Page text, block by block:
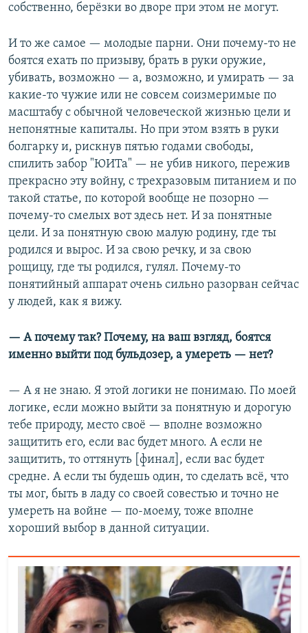
собственно, берёзки во дворе при этом не могут.
И то же самое — молодые парни. Они почему-то не
боятся ехать по призыву, брать в руки оружие,
убивать, возможно — а, возможно, и умирать — за
какие-то чужие или не совсем соизмеримые по
масштабу с обычной человеческой жизнью цели и
непонятные капиталы. Но при этом взять в руки
болгарку и, рискнув пятью годами свободы,
спилить забор "ЮИТа" — не убив никого, пережив
прекрасно эту войну, с трехразовым питанием и по
такой статье, по которой вообще не позорно —
почему-то смелых вот здесь нет. И за понятные
цели. И за понятную свою малую родину, где ты
родился и вырос. И за свою речку, и за свою
рощицу, где ты родился, гулял. Почему-то
понятийный аппарат очень сильно разорван сейчас
у людей, как я вижу.
— А почему так? Почему, на ваш взгляд, боятся
именно выйти под бульдозер, а умереть — нет?
— А я не знаю. Я этой логики не понимаю. По моей
логике, если можно выйти за понятную и дорогую
тебе природу, место своё — вполне возможно
защитить его, если вас будет много. А если не
защитить, то оттянуть [финал], если вас будет
средне. А если ты будешь один, то сделать всё, что
ты мог, быть в ладу со своей совестью и точно не
умереть на войне — по-моему, тоже вполне
хороший выбор в данной ситуации.